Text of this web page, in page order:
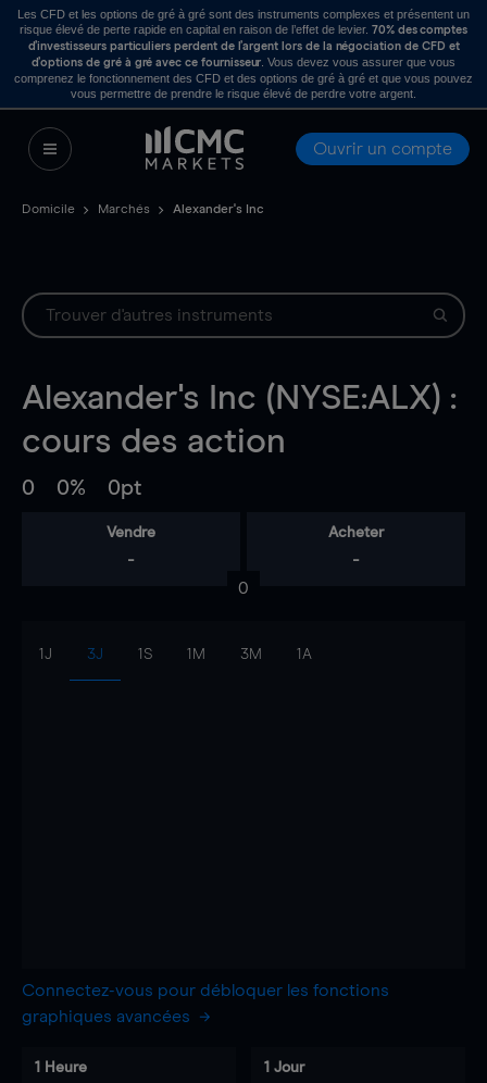
Les CFD et les options de gré à gré sont des instruments complexes et présentent un
risque élevé de perte rapide en capital en raison de l’effet de levier. 70% des comptes
d’investisseurs particuliers perdent de l’argent lors de la négociation de CFD et
d’options de gré à gré avec ce fournisseur . Vous devez vous assurer que vous
comprenez le fonctionnement des CFD et des options de gré à gré et que vous pouvez
vous permettre de prendre le risque élevé de perdre votre argent.
Ouvrir un compte
Domicile Marchés Alexander's Inc
Alexander's Inc (NYSE:ALX) :
cours des action
0 0% 0pt
Vendre
-
Acheter
-
0
1J 3J 1S 1M 3M 1A
Connectez-vous pour débloquer les fonctions
graphiques avancées
1 Heure 1 Jour